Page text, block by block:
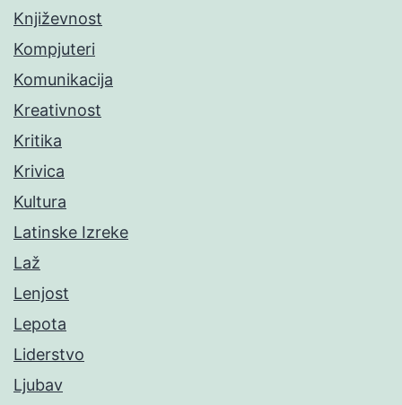
Književnost
Kompjuteri
Komunikacija
Kreativnost
Kritika
Krivica
Kultura
Latinske Izreke
Laž
Lenjost
Lepota
Liderstvo
Ljubav